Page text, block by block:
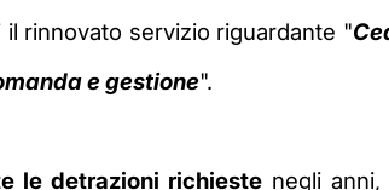
rinnovato servizio riguardante "
e gestione".
le detrazioni richieste negli anni,